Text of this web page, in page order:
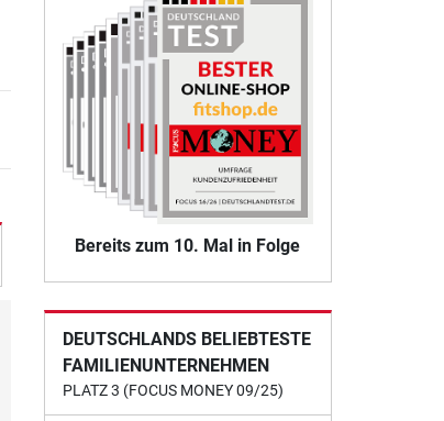
Bereits zum 10. Mal in Folge
DEUTSCHLANDS BELIEBTESTE
FAMILIENUNTERNEHMEN
PLATZ 3 (FOCUS MONEY 09/25)